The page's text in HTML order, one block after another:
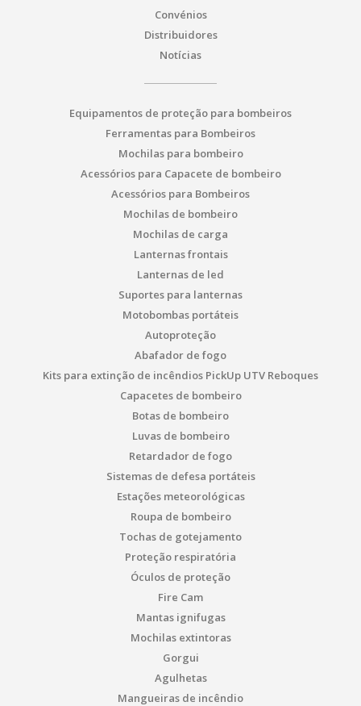
Convénios
Distribuidores
Notícias
Equipamentos de proteção para bombeiros
Ferramentas para Bombeiros
Mochilas para bombeiro
Acessórios para Capacete de bombeiro
Acessórios para Bombeiros
Mochilas de bombeiro
Mochilas de carga
Lanternas frontais
Lanternas de led
Suportes para lanternas
Motobombas portáteis
Autoproteção
Abafador de fogo
Kits para extinção de incêndios PickUp UTV Reboques
Capacetes de bombeiro
Botas de bombeiro
Luvas de bombeiro
Retardador de fogo
Sistemas de defesa portáteis
Estações meteorológicas
Roupa de bombeiro
Tochas de gotejamento
Proteção respiratória
Óculos de proteção
Fire Cam
Mantas ignifugas
Mochilas extintoras
Gorgui
Agulhetas
Mangueiras de incêndio